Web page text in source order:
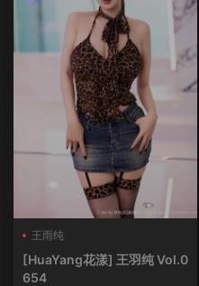
王雨纯
[HuaYang花漾] 王羽纯 Vol.0
654